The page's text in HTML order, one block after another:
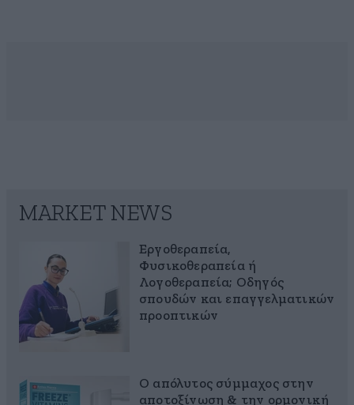
MARKET NEWS
Εργοθεραπεία,
Φυσικοθεραπεία ή
Λογοθεραπεία; Οδηγός
σπουδών και επαγγελματικών
προοπτικών
Ο απόλυτος σύμμαχος στην
αποτοξίνωση & την ορμονική